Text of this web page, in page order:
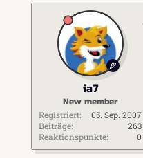
s
s
t
e
l
l
t
ia7
New member
Registriert
05. Sep. 2007
Beiträge
263
Reaktionspunkte
0